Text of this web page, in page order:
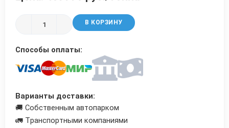
В КОРЗИНУ
Способы оплаты:
Варианты доставки:
🚚 Собственным автопарком
🚛 Транспортными компаниями
Трубы в ВУС изоляции